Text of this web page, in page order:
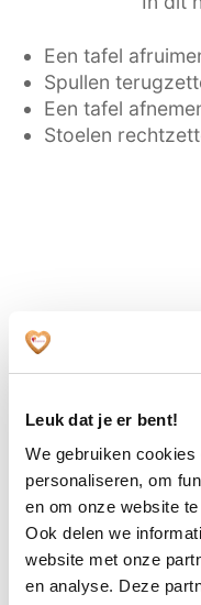
Leuk dat je er bent!
We gebruiken
personaliseren, om
en om onze website
Ook delen we
website met onze
en analyse. Deze
Een tafel
Spullen
Een tafel
Stoelen